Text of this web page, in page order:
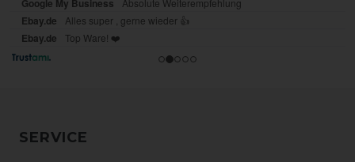
SERVICE